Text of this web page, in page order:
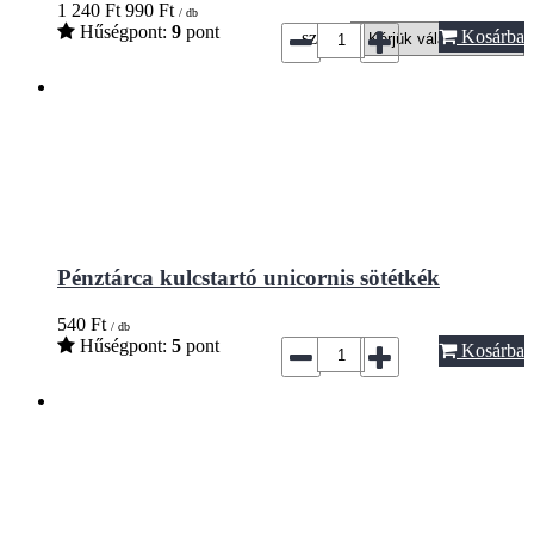
1 240 Ft 990 Ft / db
Hűségpont: 9 pont szín*: Kosárba
Pénztárca kulcstartó unicornis sötétkék
540 Ft / db
Hűségpont: 5 pont Kosárba